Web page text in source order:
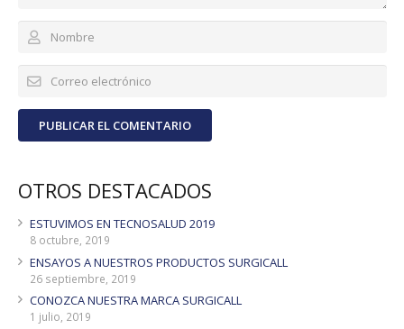
PUBLICAR EL COMENTARIO
OTROS DESTACADOS
ESTUVIMOS EN TECNOSALUD 2019
8 octubre, 2019
ENSAYOS A NUESTROS PRODUCTOS SURGICALL
26 septiembre, 2019
CONOZCA NUESTRA MARCA SURGICALL
1 julio, 2019